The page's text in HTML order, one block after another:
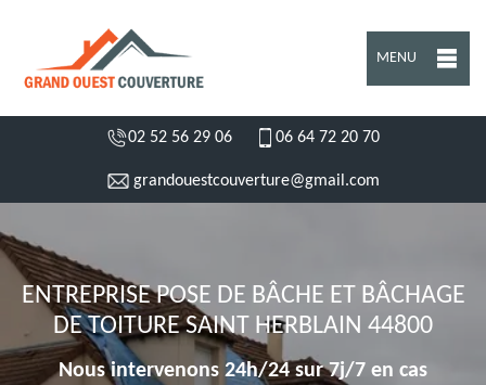
MENU
02 52 56 29 06 06 64 72 20 70
grandouestcouverture@gmail.com
ENTREPRISE POSE DE BÂCHE ET BÂCHAGE
DE TOITURE SAINT HERBLAIN 44800
Nous intervenons 24h/24 sur 7j/7 en cas